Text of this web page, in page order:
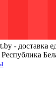
- доставка
Республика